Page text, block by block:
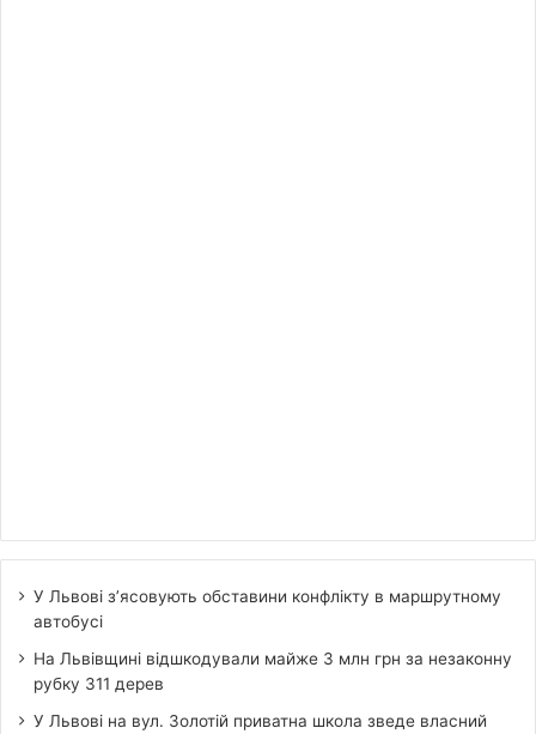
У Львові з’ясовують обставини конфлікту в маршрутному
автобусі
На Львівщині відшкодували майже 3 млн грн за незаконну
рубку 311 дерев
У Львові на вул. Золотій приватна школа зведе власний